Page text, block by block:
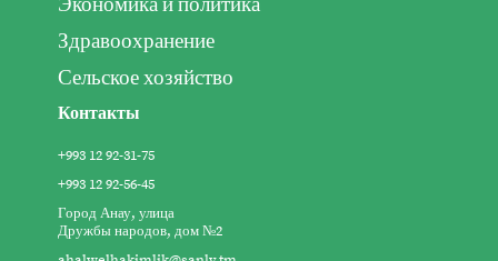
Здравоохранение
Сельское хозяйство
Контакты
+993 12 92-31-75
+993 12 92-56-45
Город Анау, улица
Дружбы народов, дом №2